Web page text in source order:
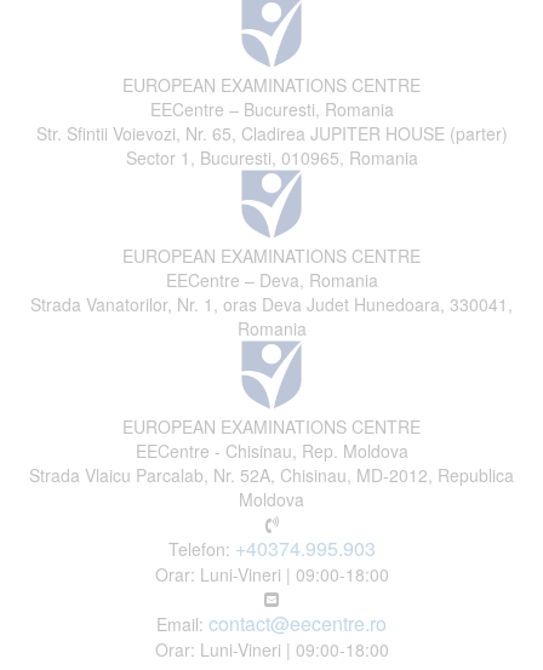
EUROPEAN EXAMINATIONS CENTRE
EECentre – Bucuresti, Romania
Str. Sfintii Voievozi, Nr. 65, Cladirea JUPITER HOUSE (parter)
Sector 1, Bucuresti, 010965, Romania
EUROPEAN EXAMINATIONS CENTRE
EECentre – Deva, Romania
Strada Vanatorilor, Nr. 1, oras Deva Judet Hunedoara, 330041,
Romania
EUROPEAN EXAMINATIONS CENTRE
EECentre - Chisinau, Rep. Moldova
Strada Vlaicu Parcalab, Nr. 52A, Chisinau, MD-2012, Republica
Moldova
Telefon: +40374.995.903
Orar: Luni-Vineri | 09:00-18:00
Email: contact@eecentre.ro
Orar: Luni-Vineri | 09:00-18:00